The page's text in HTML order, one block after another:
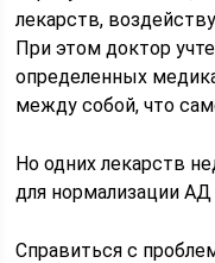
лекарств,
При этом доктор
определенных
между собой, что
Но одних лекарств
для нормализации
Справиться с